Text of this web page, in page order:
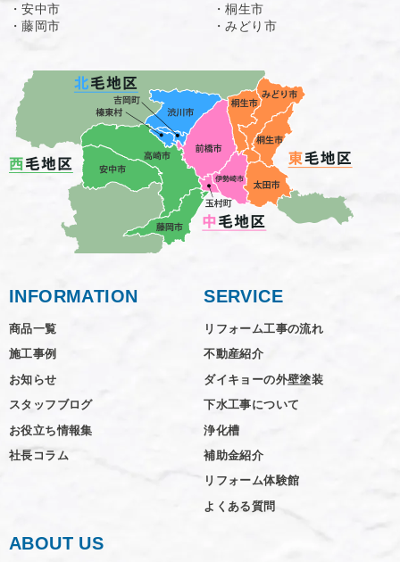
・安中市
・藤岡市
・桐生市
・みどり市
INFORMATION
商品一覧
施工事例
お知らせ
スタッフブログ
お役立ち情報集
社長コラム
SERVICE
リフォーム工事の流れ
不動産紹介
ダイキョーの外壁塗装
下水工事について
浄化槽
補助金紹介
リフォーム体験館
よくある質問
ABOUT US